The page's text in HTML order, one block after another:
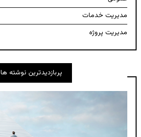
مدیریت خدمات
مدیریت پروژه
پربازدیدترین نوشته ها